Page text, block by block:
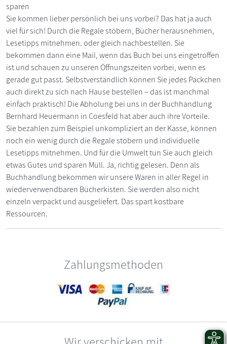
sparen
Sie kommen lieber persönlich bei uns vorbei? Das hat ja auch
viel für sich! Durch die Regale stöbern, Bücher herausnehmen,
Lesetipps mitnehmen. oder gleich nachbestellen. Sie
bekommen dann eine Mail, wenn das Buch bei uns eingetroffen
ist und schauen zu unseren Öffnungszeiten vorbei, wenn es
gerade gut passt. Selbstverständlich können Sie jedes Päckchen
auch direkt zu sich nach Hause bestellen – das ist manchmal
einfach praktisch! Die Abholung bei uns in der Buchhandlung
Bernhard Heuermann in Coesfeld hat aber auch ihre Vorteile.
Sie bezahlen zum Beispiel unkompliziert an der Kasse, können
noch ein wenig durch die Regale stöbern und individuelle
Lesetipps mitnehmen. Und für die Umwelt tun Sie auch gleich
etwas Gutes und sparen Müll. Ja, richtig gelesen. Denn als
Buchhandlung bekommen wir unsere Waren in aller Regel in
wiederverwendbaren Bücherkisten. Sie werden also nicht
einzeln verpackt und ausgeliefert. Das spart kostbare
Ressourcen.
Zahlungsmethoden